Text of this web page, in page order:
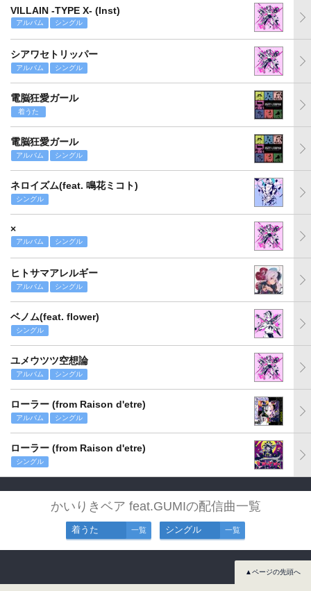
VILLAIN -TYPE X- (Inst)
アルバム シングル
シアワセトリッパー
アルバム シングル
電脳狂愛ガール
着うた
電脳狂愛ガール
アルバム シングル
ネロイズム(feat. 鳴花ミコト)
シングル
×
アルバム シングル
ヒトサマアレルギー
アルバム シングル
ベノム(feat. flower)
シングル
ユメウツツ空想論
アルバム シングル
ローラー (from Raison d'etre)
アルバム シングル
ローラー (from Raison d'etre)
シングル
かいりきベア feat.GUMIの配信曲一覧
着うた 一覧 シングル 一覧
▲ページの先頭へ